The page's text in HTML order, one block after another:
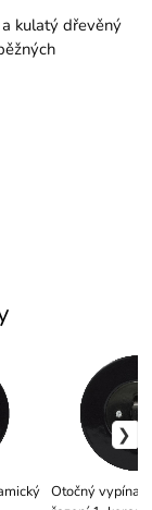
kulatý dřevěný
Otočný vypínač